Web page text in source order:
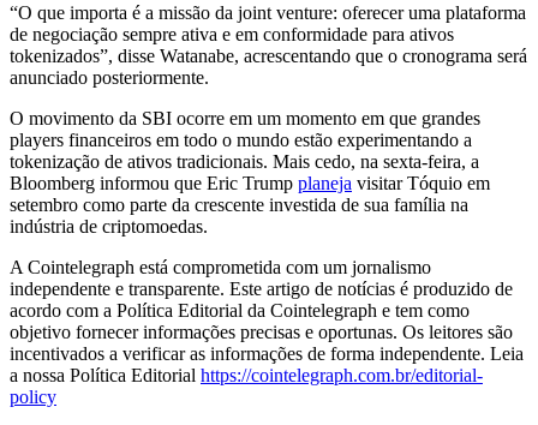
“O que importa é a missão da joint venture: oferecer uma plataforma
de negociação sempre ativa e em conformidade para ativos
tokenizados”, disse Watanabe, acrescentando que o cronograma será
anunciado posteriormente.
O movimento da SBI ocorre em um momento em que grandes
players financeiros em todo o mundo estão experimentando a
tokenização de ativos tradicionais. Mais cedo, na sexta-feira, a
Bloomberg informou que Eric Trump planeja visitar Tóquio em
setembro como parte da crescente investida de sua família na
indústria de criptomoedas.
A Cointelegraph está comprometida com um jornalismo
independente e transparente. Este artigo de notícias é produzido de
acordo com a Política Editorial da Cointelegraph e tem como
objetivo fornecer informações precisas e oportunas. Os leitores são
incentivados a verificar as informações de forma independente. Leia
a nossa Política Editorial https://cointelegraph.com.br/editorial-
policy